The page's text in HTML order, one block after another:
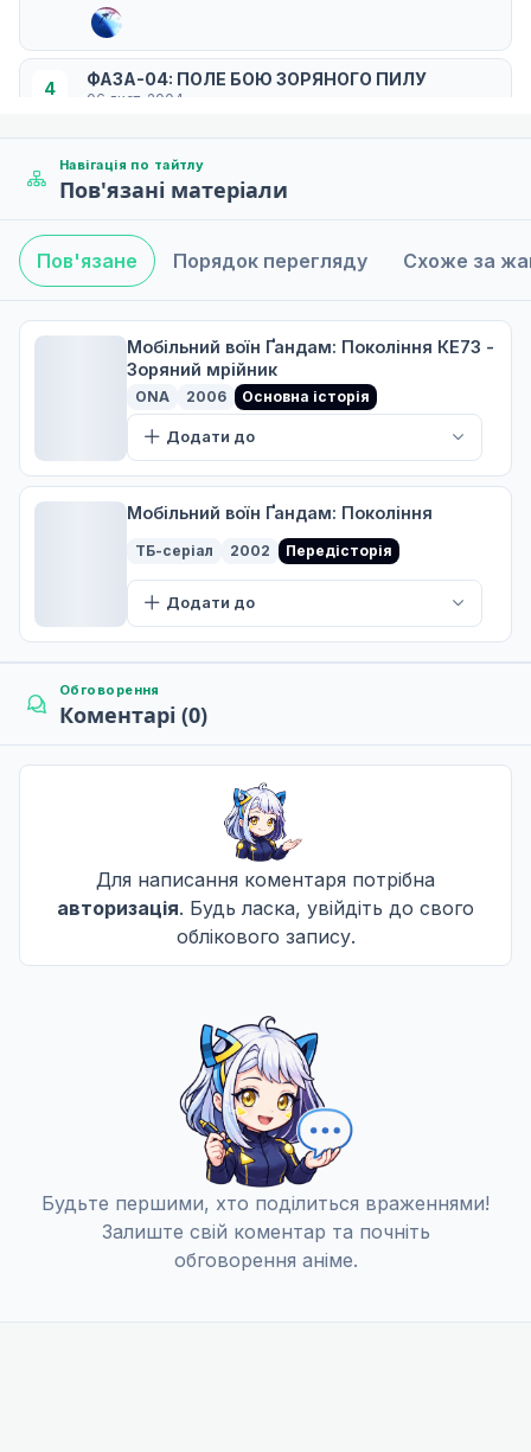
4 ФАЗА-04: ПОЛЕ БОЮ ЗОРЯНОГО ПИЛУ
06 лист. 2004
ФАЗА-05: ШРАМИ, ЯКІ НЕ ЗАГОЯТЬСЯ
6
20 лист. 2004
ФАЗА-07: ЗЕМЛЯ ПЛУТАНИНИ
07 лист. 2004
ФАЗА-08: ПЕРЕХРЕСТЯ
11 груд. 2004
ФАЗА-10: ЗАКЛЯТТЯ БАТЬКА
ФАЗА-11: ОБРАНИЙ ШЛЯХ
25 груд. 2004
ФАЗА-12: КРОВ У ВОДІ
ФАЗА-13: ВОСКРЕСЛІ КРИЛА
ФАЗА-14: ПОЛІТ НА ЗАВТРА
Навігація по тайтлу
Пов'язані матеріали
Пов'язане Порядок перегляду Схоже за
Мобільний воїн Ґандам: Покоління КЕ73 -
Зоряний мрійник
ONA 2006 Основна історія
Додати до
Мобільний воїн Ґандам: Покоління
ТБ-серіал 2002 Передісторія
Додати до
Обговорення
Коментарі (0)
Для написання коментаря потрібна
авторизація. Будь ласка, увійдіть до свого
облікового запису.
Будьте першими, хто поділиться враженнями!
Залиште свій коментар та почніть
обговорення аніме.